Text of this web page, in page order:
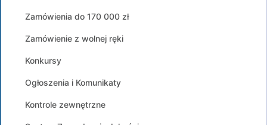
Zamówienia do 170 000 zł
Zamówienie z wolnej ręki
Konkursy
Ogłoszenia i Komunikaty
Kontrole zewnętrzne